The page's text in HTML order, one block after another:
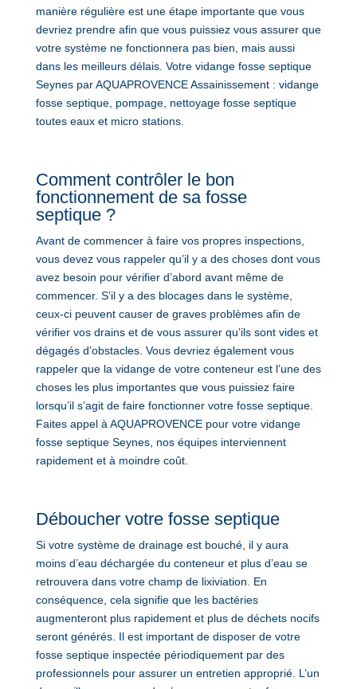
manière régulière est une étape importante que vous
devriez prendre afin que vous puissiez vous assurer que
votre système ne fonctionnera pas bien, mais aussi
dans les meilleurs délais. Votre vidange fosse septique
Seynes par AQUAPROVENCE Assainissement : vidange
fosse septique, pompage, nettoyage fosse septique
toutes eaux et micro stations.
Comment contrôler le bon
fonctionnement de sa fosse
septique ?
Avant de commencer à faire vos propres inspections,
vous devez vous rappeler qu’il y a des choses dont vous
avez besoin pour vérifier d’abord avant même de
commencer. S’il y a des blocages dans le système,
ceux-ci peuvent causer de graves problèmes afin de
vérifier vos drains et de vous assurer qu’ils sont vides et
dégagés d’obstacles. Vous devriez également vous
rappeler que la vidange de votre conteneur est l’une des
choses les plus importantes que vous puissiez faire
lorsqu’il s’agit de faire fonctionner votre fosse septique.
Faites appel à AQUAPROVENCE pour votre vidange
fosse septique Seynes, nos équipes interviennent
rapidement et à moindre coût.
Déboucher votre fosse septique
Si votre système de drainage est bouché, il y aura
moins d’eau déchargée du conteneur et plus d’eau se
retrouvera dans votre champ de lixiviation. En
conséquence, cela signifie que les bactéries
augmenteront plus rapidement et plus de déchets nocifs
seront générés. Il est important de disposer de votre
fosse septique inspectée périodiquement par des
professionnels pour assurer un entretien approprié. L’un